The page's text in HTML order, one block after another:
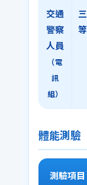
交通
警察
人員
（電
訊
組）
三
等
體能測驗
測驗項目